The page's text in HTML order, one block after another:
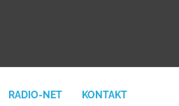
RADIO-NET KONTAKT